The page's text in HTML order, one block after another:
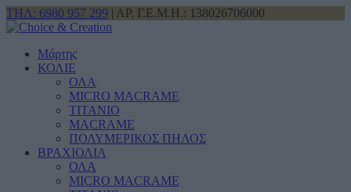
ΤΗΛ: 6980 957 299 | ΑΡ. Γ.Ε.Μ.Η.: 138026706000
Μάρτης
ΚΟΛΙΕ
ΟΛΑ
MICRO MACRAME
ΤΙΤΑΝΙΟ
MACRAME
ΠΟΛΥΜΕΡΙΚΟΣ ΠΗΛΟΣ
ΒΡΑΧΙΟΛΙΑ
ΟΛΑ
MICRO MACRAME